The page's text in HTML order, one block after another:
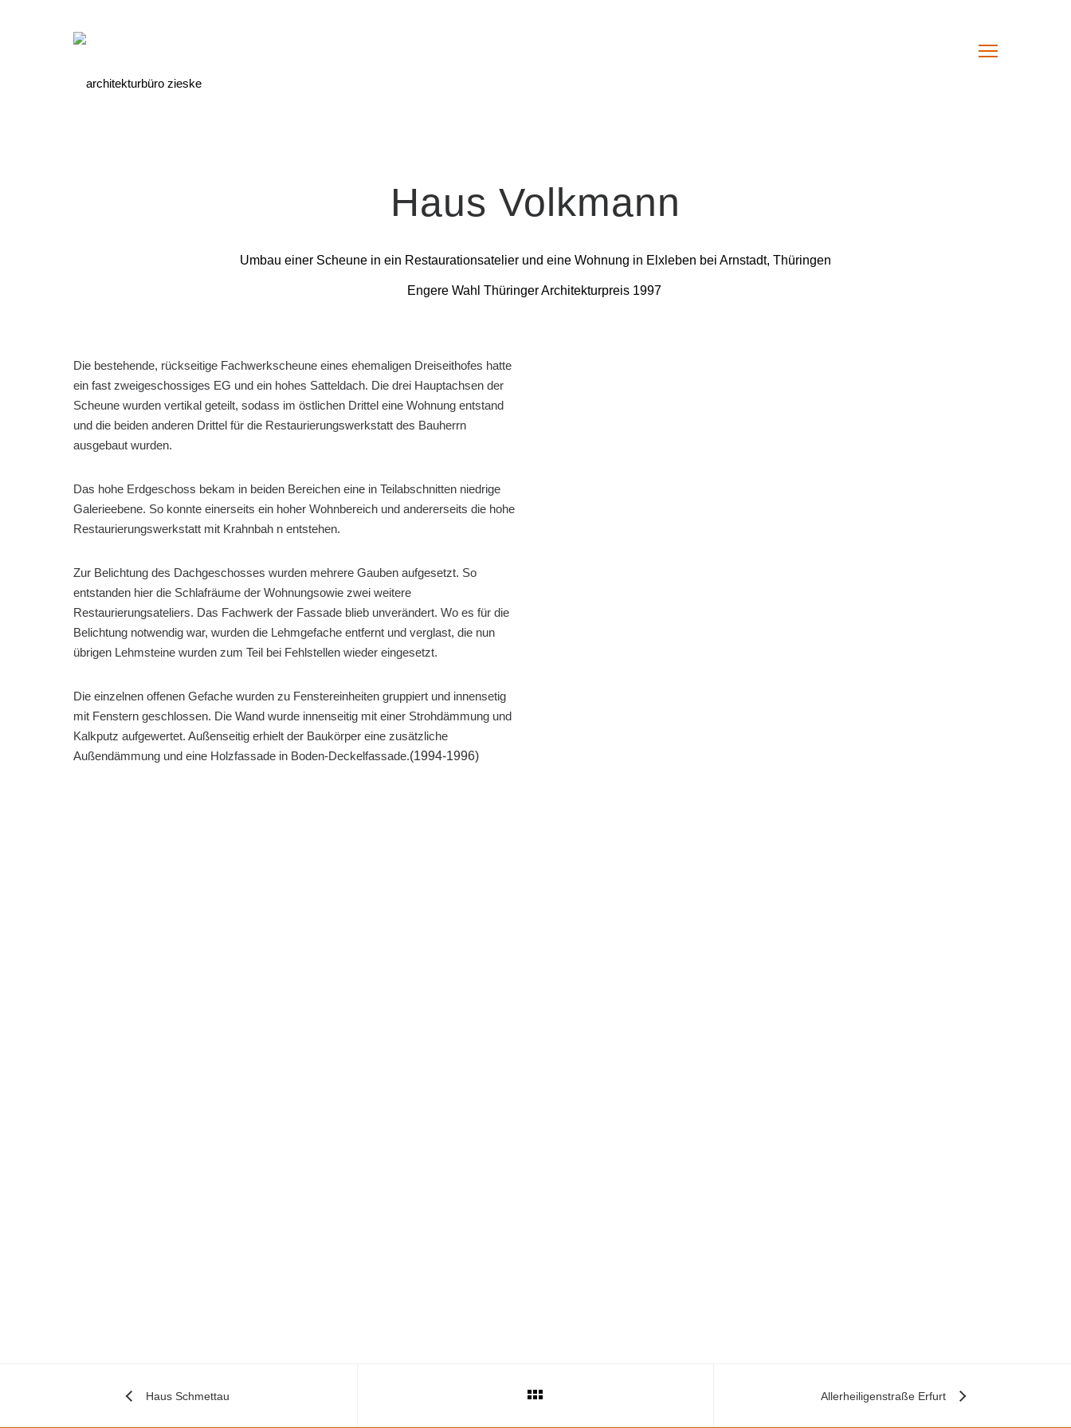
Haus Volkmann
Umbau einer Scheune in ein Restaurationsatelier und eine Wohnung in Elxleben bei Arnstadt, Thüringen
Engere Wahl Thüringer Architekturpreis 1997
Die bestehende, rückseitige Fachwerkscheune eines ehemaligen Dreiseithofes hatte
ein fast zweigeschossiges EG und ein hohes Satteldach. Die drei Hauptachsen der
Scheune wurden vertikal geteilt, sodass im östlichen Drittel eine Wohnung entstand
und die beiden anderen Drittel für die Restaurierungswerkstatt des Bauherrn
ausgebaut wurden.
Das hohe Erdgeschoss bekam in beiden Bereichen eine in Teilabschnitten niedrige
Galerieebene. So konnte einerseits ein hoher Wohnbereich und andererseits die hohe
Restaurierungswerkstatt mit Krahnbah n entstehen.
Zur Belichtung des Dachgeschosses wurden mehrere Gauben aufgesetzt. So
entstanden hier die Schlafräume der Wohnungsowie zwei weitere
Restaurierungsateliers. Das Fachwerk der Fassade blieb unverändert. Wo es für die
Belichtung notwendig war, wurden die Lehmgefache entfernt und verglast, die nun
übrigen Lehmsteine wurden zum Teil bei Fehlstellen wieder eingesetzt.
Die einzelnen offenen Gefache wurden zu Fenstereinheiten gruppiert und innensetig
mit Fenstern geschlossen. Die Wand wurde innenseitig mit einer Strohdämmung und
Kalkputz aufgewertet. Außenseitig erhielt der Baukörper eine zusätzliche
Außendämmung und eine Holzfassade in Boden-Deckelfassade.(1994-1996)
Haus Schmettau Allerheiligenstraße Erfurt